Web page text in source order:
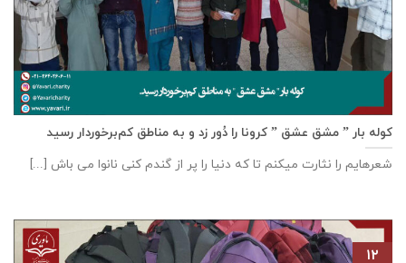
کوله بار ” مشق عشق ” کرونا را دُور زد و به مناطق کم‌برخوردار رسید
شعرهایم را نثارت میکنم تا که دنیا را پر از گندم کنی نانوا می باش [...]
۱۲